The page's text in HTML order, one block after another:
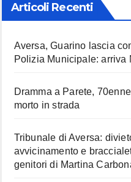
Articoli Recenti
Aversa, Guarino lascia
Polizia Municipale: arriva
Dramma a Parete,
morto in strada
Tribunale di Aversa:
avvicinamento e
genitori di Martina